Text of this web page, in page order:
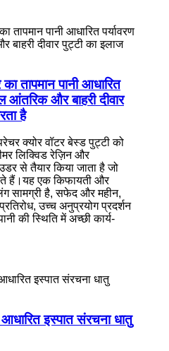
तापमान पानी आधारित
और बाहरी दीवार
है
क्योर वॉटर बेस्ड पुट्टी को
लिक्विड रेज़िन और
से तैयार किया जाता है जो
हैं।यह एक किफायती और
सामग्री है, सफेद और महीन,
उच्च अनुप्रयोग प्रदर्शन
की स्थिति में अच्छी कार्य-
इस्पात संरचना धातु